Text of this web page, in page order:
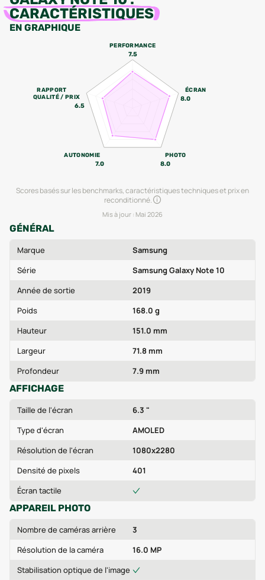
CARACTÉRISTIQUES
EN GRAPHIQUE
PERFORMANCE
7.5
ÉCRAN
8.0
PHOTO
8.0
AUTONOMIE
7.0
RAPPORT
QUALITÉ / PRIX
6.5
Scores basés sur les benchmarks, caractéristiques techniques et prix en
reconditionné.
Mis à jour : Mai 2026
GÉNÉRAL
Marque
Samsung
Série
Samsung Galaxy Note 10
Année de sortie
2019
Poids
168.0 g
Hauteur
151.0 mm
Largeur
71.8 mm
Profondeur
7.9 mm
AFFICHAGE
Taille de l'écran
6.3 "
Type d'écran
AMOLED
Résolution de l'écran
1080x2280
Densité de pixels
401
Écran tactile
APPAREIL PHOTO
Nombre de caméras arrière
3
Résolution de la caméra
16.0 MP
Stabilisation optique de l'image